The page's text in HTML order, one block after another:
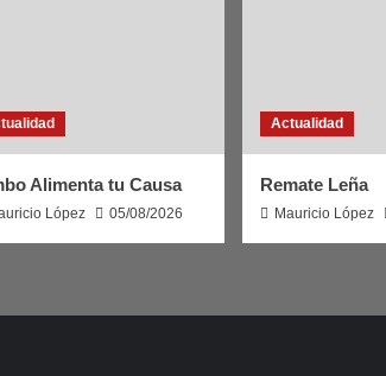
Alimenta tu Causa
López 05/08/2026
Actualidad
Remate Leña
Mauricio López